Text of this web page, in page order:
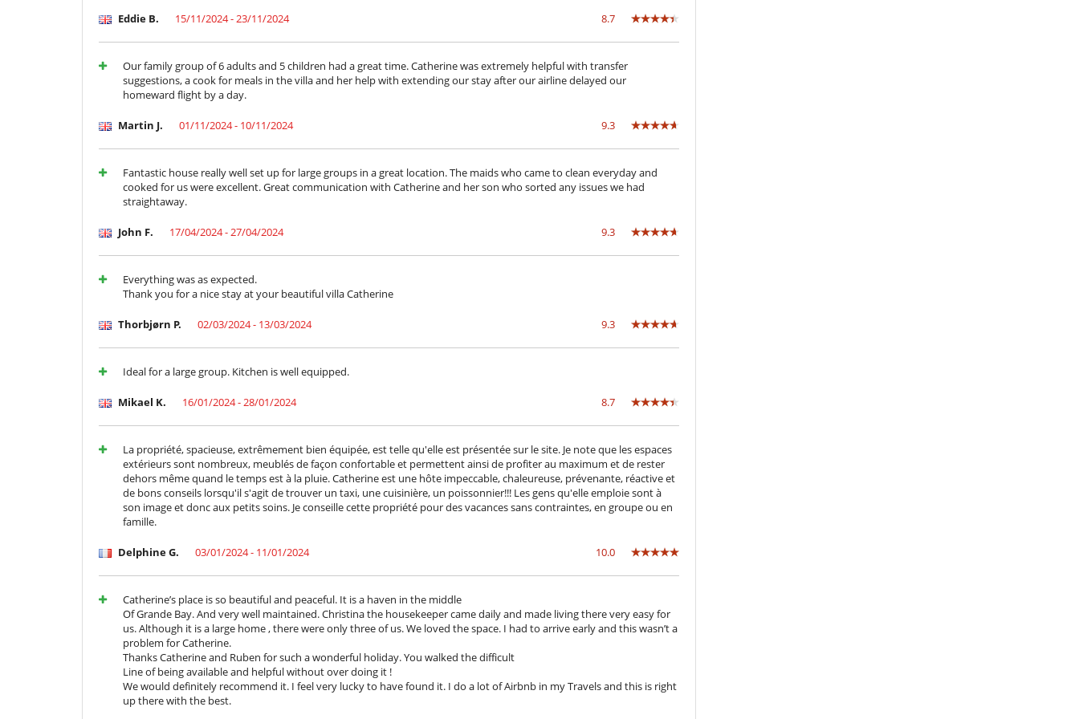
Parking privado
Patio interior
Sala de lectura
Salón TV
Salón y comedor en el mismo espacio
Señora de la limpieza
Eddie B. 15/11/2024 - 23/11/2024 8.7
Our family group of 6 adults and 5 children had a great time. Catherine was extremely helpful with transfer
suggestions, a cook for meals in the villa and her help with extending our stay after our airline delayed our
homeward flight by a day.
Martin J. 01/11/2024 - 10/11/2024 9.3
Fantastic house really well set up for large groups in a great location. The maids who came to clean everyday and
cooked for us were excellent. Great communication with Catherine and her son who sorted any issues we had
straightaway.
John F. 17/04/2024 - 27/04/2024 9.3
Everything was as expected.
Thank you for a nice stay at your beautiful villa Catherine
Thorbjørn P. 02/03/2024 - 13/03/2024 9.3
Ideal for a large group. Kitchen is well equipped.
Mikael K. 16/01/2024 - 28/01/2024 8.7
La propriété, spacieuse, extrêmement bien équipée, est telle qu'elle est présentée sur le site. Je note que les espaces
extérieurs sont nombreux, meublés de façon confortable et permettent ainsi de profiter au maximum et de rester
dehors même quand le temps est à la pluie. Catherine est une hôte impeccable, chaleureuse, prévenante, réactive et
de bons conseils lorsqu'il s'agit de trouver un taxi, une cuisinière, un poissonnier!!! Les gens qu'elle emploie sont à
son image et donc aux petits soins. Je conseille cette propriété pour des vacances sans contraintes, en groupe ou en
famille.
Delphine G. 03/01/2024 - 11/01/2024 10.0
Catherine’s place is so beautiful and peaceful. It is a haven in the middle
Of Grande Bay. And very well maintained. Christina the housekeeper came daily and made living there very easy for
us. Although it is a large home , there were only three of us. We loved the space. I had to arrive early and this wasn’t a
problem for Catherine.
Thanks Catherine and Ruben for such a wonderful holiday. You walked the difficult
Line of being available and helpful without over doing it !
We would definitely recommend it. I feel very lucky to have found it. I do a lot of Airbnb in my Travels and this is right
up there with the best.